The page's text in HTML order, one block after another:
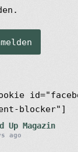
blocker"]
Up Magazin
ago